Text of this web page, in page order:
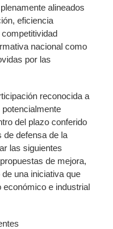
alineados
eficiencia
nacional como
por las
reconocida a
del plazo conferido
de defensa de la
las siguientes
de mejora,
una iniciativa que
económico e industrial